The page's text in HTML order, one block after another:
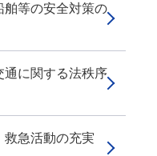
等の安全対策の
に関する法秩序
急活動の充実